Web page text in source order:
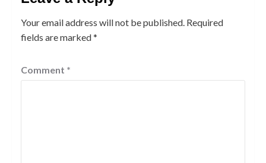
Your email address will not be published. Required
fields are marked*
Comment *